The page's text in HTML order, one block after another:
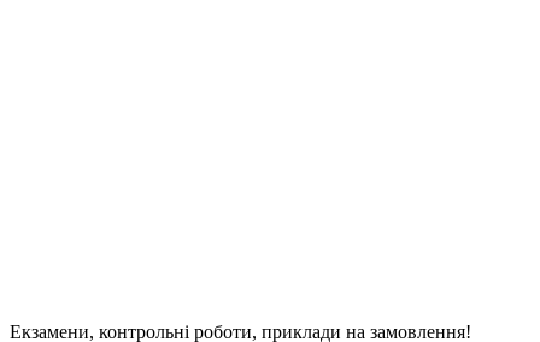
Екзамени, контрольні роботи, приклади на замовлення!